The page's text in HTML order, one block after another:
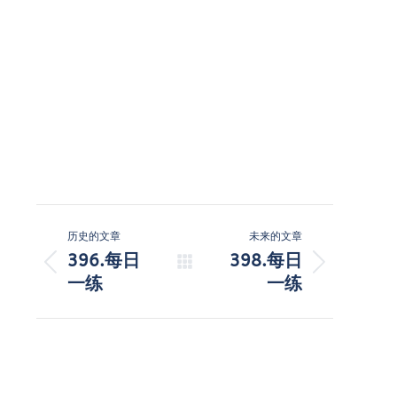
章
航
历史的文章
历
396.每日
一练
未来的文章
未398.每日
一练